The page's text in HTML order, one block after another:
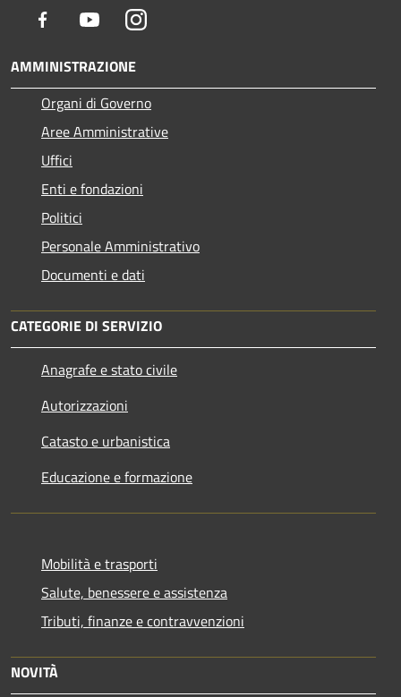
Facebook YoutubeInstagram
AMMINISTRAZIONE
Organi di Governo
Aree Amministrative
Uffici
Enti e fondazioni
Politici
Personale Amministrativo
Documenti e dati
CATEGORIE DI SERVIZIO
Anagrafe e stato civile
Autorizzazioni
Catasto e urbanistica
Educazione e formazione
Mobilità e trasporti
Salute, benessere e assistenza
Tributi, finanze e contravvenzioni
NOVITÀ